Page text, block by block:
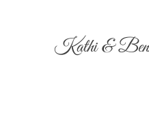
Kathi &